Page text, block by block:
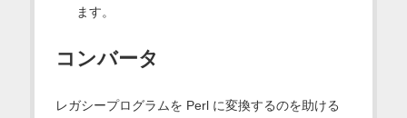
ます。
コンバータ
レガシープログラムを Perl に変換するのを助ける